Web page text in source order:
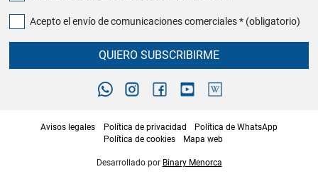
Acepto el envío de comunicaciones comerciales * (obligatorio)
QUIERO SUBSCRIBIRME
Avisos legales Política de privacidad
Política de WhatsApp
Política de cookies
Mapa web
Desarrollado por Binary Menorca